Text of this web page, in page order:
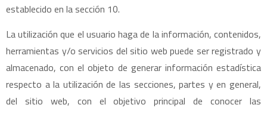
establecido en la sección 10.
La utilización que el usuario haga de la información, contenidos,
herramientas y/o servicios del sitio web puede ser registrado y
almacenado, con el objeto de generar información estadística
respecto a la utilización de las secciones, partes y en general,
del sitio web, con el objetivo principal de conocer las